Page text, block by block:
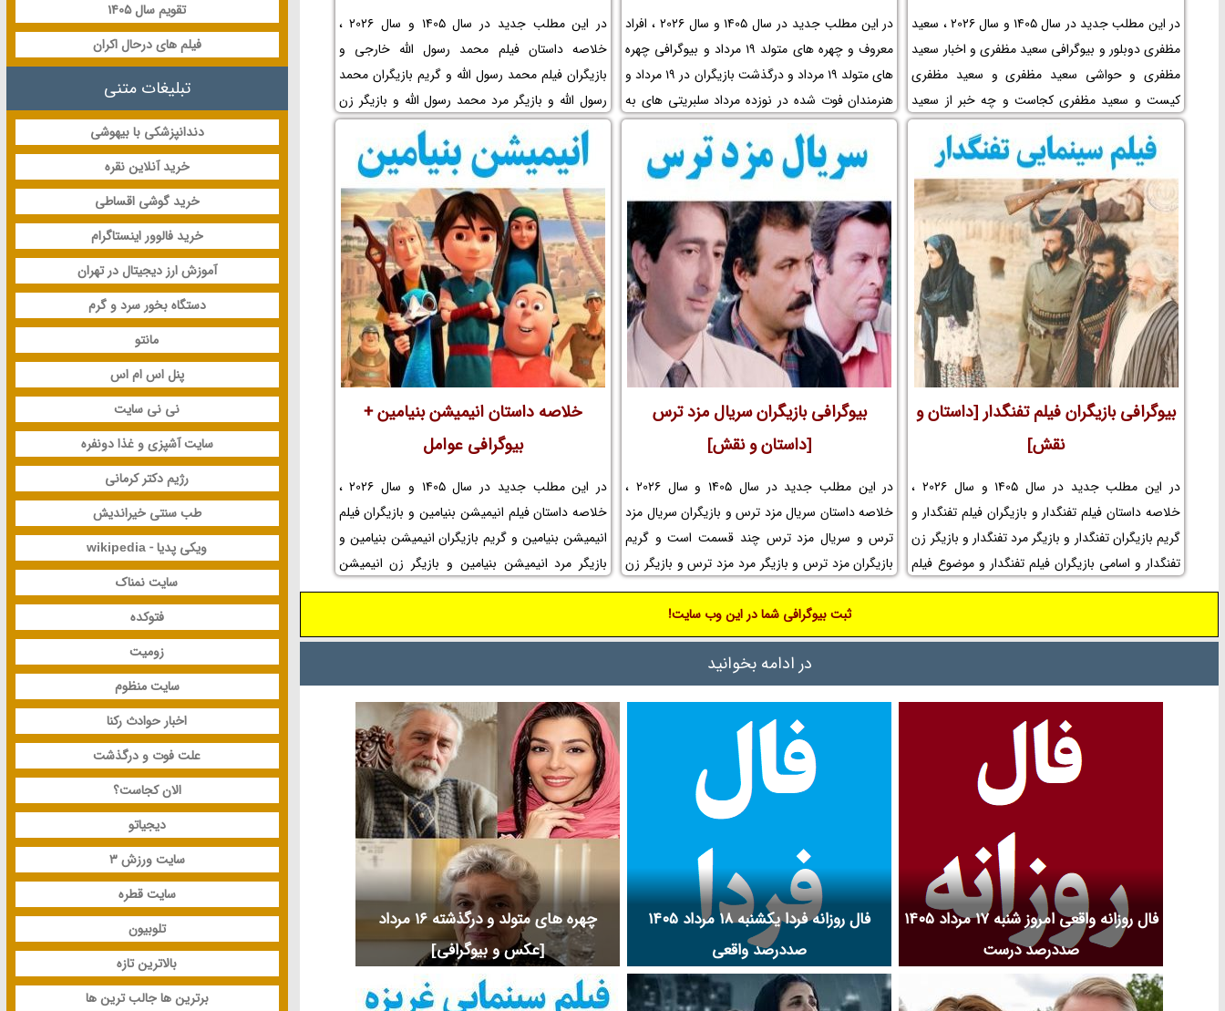
در این مطلب جدید در سال 1405 و سال 2026 ، سعید
مظفری دوبلور و بیوگرافی سعید مظفری و اخبار سعید
مظفری و حواشی سعید مظفری و سعید مظفری
کیست و سعید مظفری کجاست و چه خبر از سعید
مظفری و بیماری سعید مظفری و فوت سعید مظفری
و سعید مظفری اهل کجاست و سعید مظفری در
بیمارستان و علت مرگ سعید مظفری و درگذشت
سعید مظفری و صدای سعید مظفری و درگذشت
سعید مظفری و بیماری سعید مظفری و نسبت سعید
مظفری و مجید مظفری و سعید مظفری در دورهمی
و عکس جوانی سعید مظفری و فیلمهای سعید مظفری
و عکس همسر سعید مظفری در نم نمک.
در این مطلب جدید در سال 1405 و سال 2026 ، افراد
معروف و چهره های متولد 19 مرداد و بیوگرافی چهره
های متولد 19 مرداد و درگذشت بازیگران در 19 مرداد و
هنرمندان فوت شده در نوزده مرداد سلبریتی های به
دنیا آمده در نوزدهم مرداد و مرگ افراد مشهور ایرانی
را در نم نمک ببینید.
در این مطلب جدید در سال 1405 و سال 2026 ،
خلاصه داستان فیلم محمد رسول الله خارجی و
بازیگران فیلم محمد رسول الله و گریم بازیگران محمد
رسول الله و بازیگر مرد محمد رسول الله و بازیگر زن
محمد رسول الله و اسامی بازیگران فیلم محمد رسول
الله و موضوع فیلم محمد رسول الله و عکس پشت
صحنه و بازیگر خردسال و کودک و لوکیشن فیلم
محمد رسول الله و بیوگرافی بازیگران فیلم سینمایی
محمد رسول الله و کارگردان فیلم محمد رسول الله و
مجموعه تلویزیونی محمد رسول الله و حواشی فیلم
محمد رسول الله و افتخارات محمد رسول الله و جوایز
محمد رسول الله و عوامل ساخت فیلم محمد رسول الله
را در نم نمک ببینید.
بیوگرافی بازیگران فیلم تفنگدار [داستان و
نقش]
در این مطلب جدید در سال 1405 و سال 2026 ،
خلاصه داستان فیلم تفنگدار و بازیگران فیلم تفنگدار و
گریم بازیگران تفنگدار و بازیگر مرد تفنگدار و بازیگر زن
تفنگدار و اسامی بازیگران فیلم تفنگدار و موضوع فیلم
تفنگدار و عکس پشت صحنه و بازیگر خردسال و
فیلم سینمایی تفنگدار و کارگردان فیلم تفنگدار و
افتخارات تفنگدار و جوایز تفنگدار و عوامل ساخت فیلم
تفنگدار را در نم نمک ببینید.
بیوگرافی بازیگران سریال مزد ترس
[داستان و نقش]
در این مطلب جدید در سال 1405 و سال 2026 ،
خلاصه داستان سریال مزد ترس و بازیگران سریال مزد
ترس و سریال مزد ترس چند قسمت است و گریم
بازیگران مزد ترس و بازیگر مرد مزد ترس و بازیگر زن
مزد ترس و اسامی بازیگران سریال مزد ترس و موضوع
سریال مزد ترس و عکس پشت صحنه و بازیگر
خردسال و کودک و لوکیشن سریال مزد ترس و
بیوگرافی بازیگران مجموعه تلویزیونی مزد ترس و فیلم
مزد ترس و افتخارات مزد ترس و جوایز مزد ترس و
عوامل سریال مزد ترس را در نم نمک ببینید.
خلاصه داستان انیمیشن بنیامین +
بیوگرافی عوامل
در این مطلب جدید در سال 1405 و سال 2026 ،
خلاصه داستان فیلم انیمیشن بنیامین و بازیگران فیلم
انیمیشن بنیامین و گریم بازیگران انیمیشن بنیامین و
بازیگر مرد انیمیشن بنیامین و بازیگر زن انیمیشن
بنیامین و اسامی بازیگران فیلم انیمیشن بنیامین و
بازیگر خردسال و کودک و لوکیشن فیلم انیمیشن
بنیامین و سریال بنیامین و مجموعه تلویزیونی کارتونی
بنیامین و حواشی فیلم انیمیشن بنیامین و افتخارات
انیمیشن بنیامین و جوایز انیمیشن بنیامین و عوامل
ساخت فیلم انیمیشن بنیامین را در نم نمک ببینید.
ثبت بیوگرافی شما در این وب سایت!
در ادامه بخوانید
فال روزانه واقعی امروز شنبه ۱۷ مرداد ۱۴۰۵
صددرصد درست
فال روزانه فردا یکشنبه ۱۸ مرداد ۱۴۰۵
صددرصد واقعی
چهره های متولد و درگذشته 16 مرداد
[عکس و بیوگرافی]
تقویم سال 1405
فیلم های درحال اکران
تبلیغات متنی
دندانپزشکی با بیهوشی
خرید آنلاین نقره
خرید گوشی اقساطی
خرید فالوور اینستاگرام
آموزش ارز دیجیتال در تهران
دستگاه بخور سرد و گرم
مانتو
پنل اس ام اس
نی نی سایت
سایت آشپزی و غذا دونفره
رژیم دکتر کرمانی
طب سنتی خیراندیش
ویکی پدیا - wikipedia
سایت نمناک
فتوکده
زومیت
سایت منظوم
اخبار حوادث رکنا
علت فوت و درگذشت
الان کجاست؟
دیجیاتو
سایت ورزش 3
سایت قطره
تلوبیون
بالاترین تازه
برترین ها جالب ترین ها